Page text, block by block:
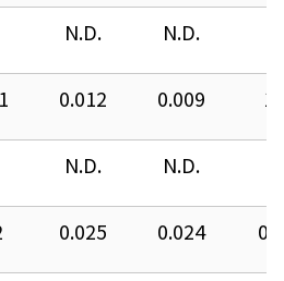
N.D. N.D.
0.012 0.009
N.D. N.D.
0.025 0.024